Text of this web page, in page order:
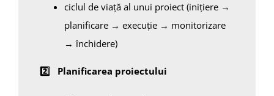
ciclul de viață al unui proiect (inițiere →
planificare → execuție → monitorizare
→ închidere)
2️Planificarea proiectului